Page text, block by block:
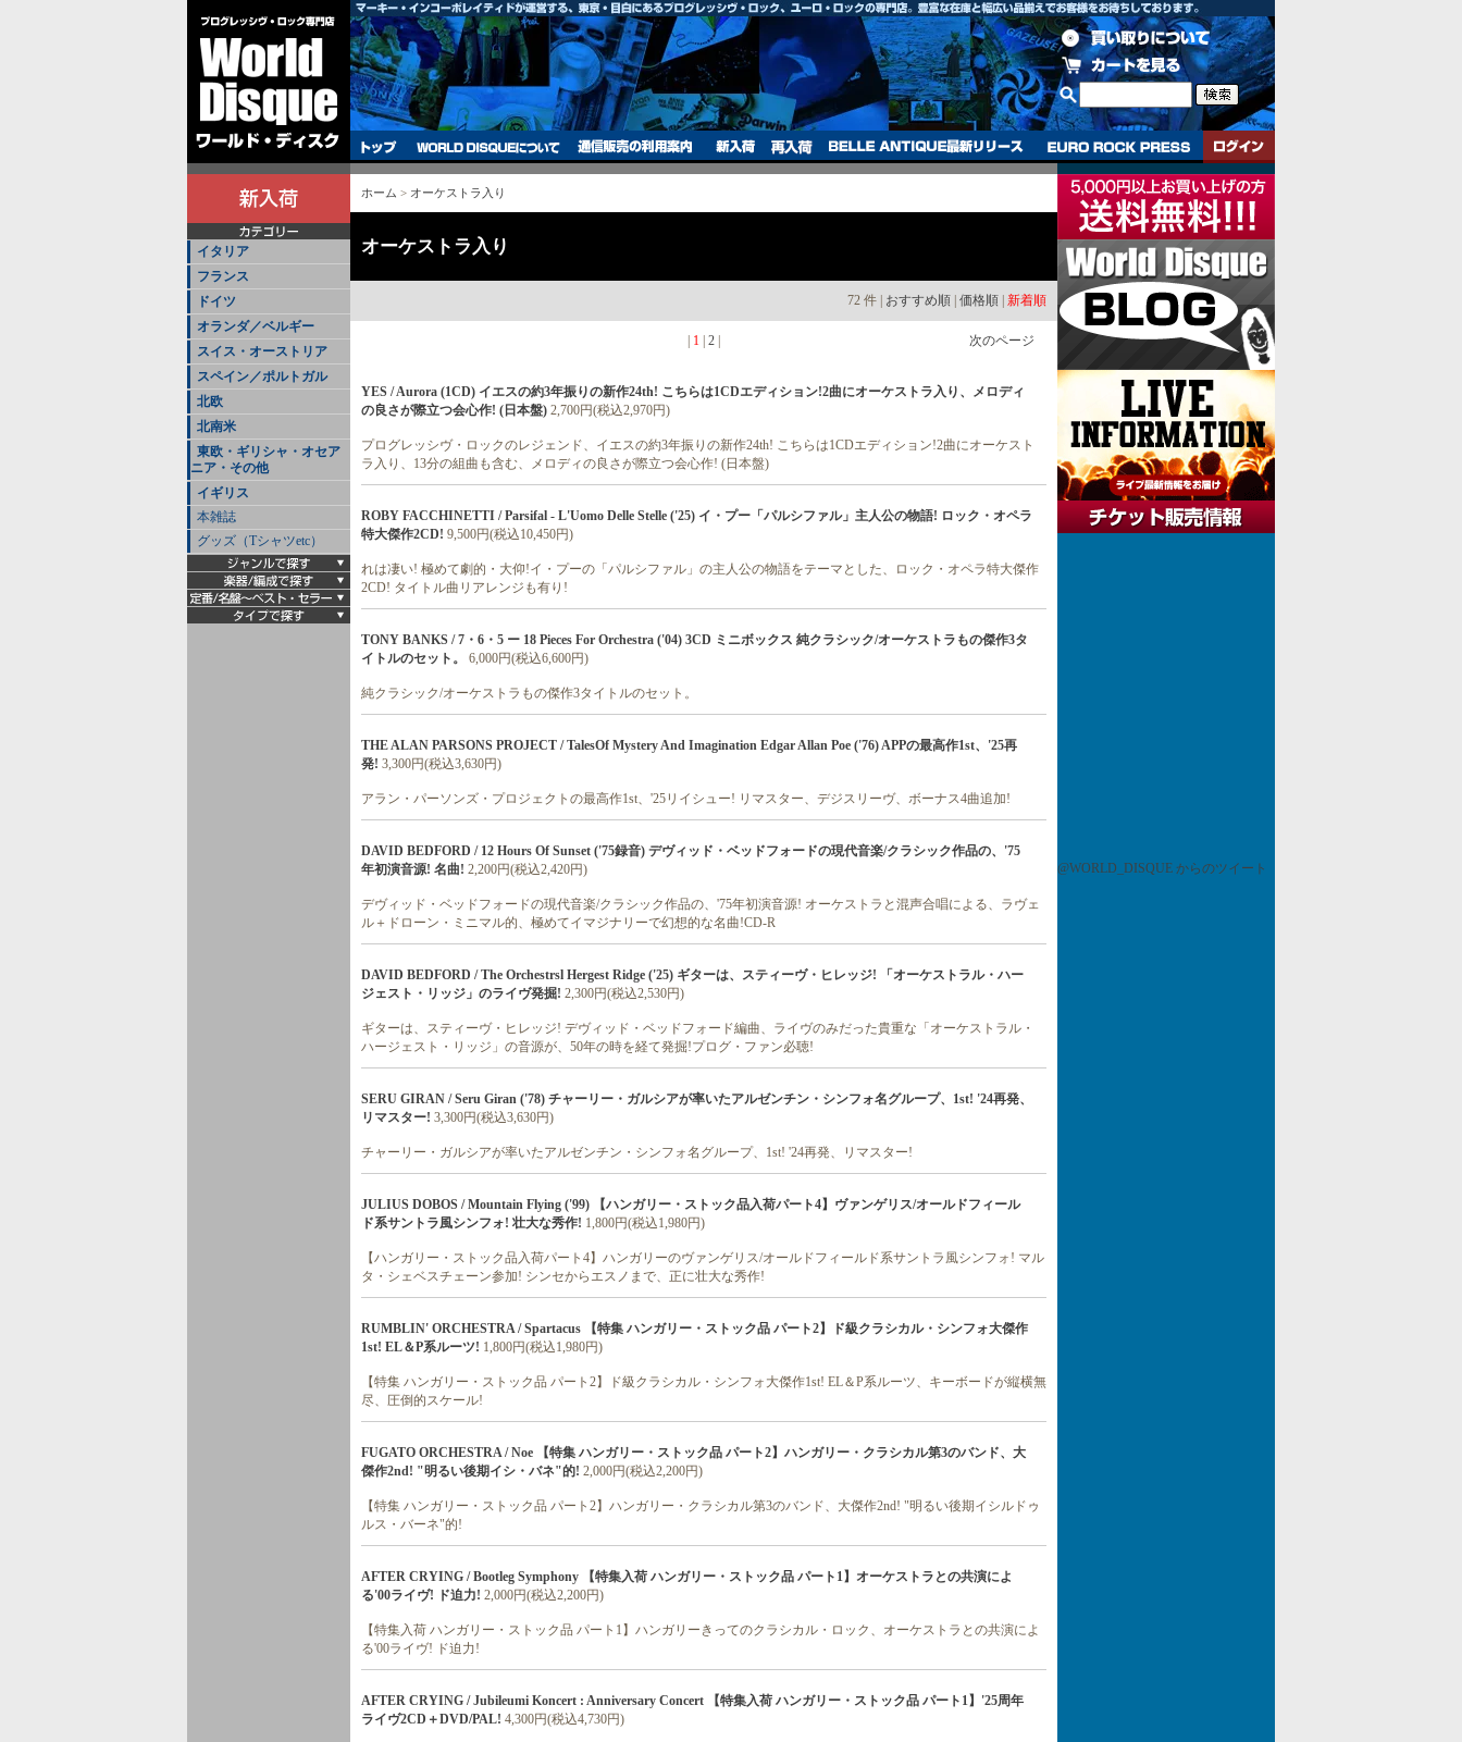
イタリア
フランス
ドイツ
オランダ／ベルギー
スイス・オーストリア
スペイン／ポルトガル
北欧
北南米
東欧・ギリシャ・オセア
ニア・その他
イギリス
本雑誌
グッズ（Tシャツetc）
ホーム > オーケストラ入り
オーケストラ入り
72 件 | おすすめ順 価格順 新着順
1 2 次のページ
YES / Aurora (1CD) イエスの約3年振りの新作24th! こちらは1CDエディション!2曲にオーケストラ入り、メロディ
の良さが際立つ会心作! (日本盤) 2,700円(税込2,970円)
プログレッシヴ・ロックのレジェンド、イエスの約3年振りの新作24th! こちらは1CDエディション!2曲にオーケスト
ラ入り、13分の組曲も含む、メロディの良さが際立つ会心作! (日本盤)
ROBY FACCHINETTI / Parsifal - L'Uomo Delle Stelle ('25) イ・プー「パルシファル」主人公の物語! ロック・オペラ
特大傑作2CD! 9,500円(税込10,450円)
れは凄い! 極めて劇的・大仰!イ・プーの「パルシファル」の主人公の物語をテーマとした、ロック・オペラ特大傑作
2CD! タイトル曲リアレンジも有り!
TONY BANKS / 7・6・5 ー 18 Pieces For Orchestra ('04) 3CD ミニボックス 純クラシック/オーケストラもの傑作3タ
イトルのセット。
6,000円(税込6,600円)
純クラシック/オーケストラもの傑作3タイトルのセット。
THE ALAN PARSONS PROJECT / TalesOf Mystery And Imagination Edgar Allan Poe ('76) APPの最高作1st、'25再
発! 3,300円(税込3,630円)
アラン・パーソンズ・プロジェクトの最高作1st、'25リイシュー! リマスター、デジスリーヴ、ボーナス4曲追加!
DAVID BEDFORD / 12 Hours Of Sunset ('75録音) デヴィッド・ベッドフォードの現代音楽/クラシック作品の、'75
年初演音源! 名曲! 2,200円(税込2,420円)
デヴィッド・ベッドフォードの現代音楽/クラシック作品の、'75年初演音源! オーケストラと混声合唱による、ラヴェ
ル＋ドローン・ミニマル的、極めてイマジナリーで幻想的な名曲!CD-R
DAVID BEDFORD / The Orchestrsl Hergest Ridge ('25) ギターは、スティーヴ・ヒレッジ! 「オーケストラル・ハー
ジェスト・リッジ」のライヴ発掘! 2,300円(税込2,530円)
ギターは、スティーヴ・ヒレッジ! デヴィッド・ベッドフォード編曲、ライヴのみだった貴重な「オーケストラル・
ハージェスト・リッジ」の音源が、50年の時を経て発掘!プログ・ファン必聴!
SERU GIRAN / Seru Giran ('78) チャーリー・ガルシアが率いたアルゼンチン・シンフォ名グループ、1st! '24再発、
リマスター! 3,300円(税込3,630円)
チャーリー・ガルシアが率いたアルゼンチン・シンフォ名グループ、1st! '24再発、リマスター!
JULIUS DOBOS / Mountain Flying ('99) 【ハンガリー・ストック品入荷パート4】ヴァンゲリス/オールドフィール
ド系サントラ風シンフォ! 壮大な秀作! 1,800円(税込1,980円)
【ハンガリー・ストック品入荷パート4】ハンガリーのヴァンゲリス/オールドフィールド系サントラ風シンフォ! マル
タ・シェベスチェーン参加! シンセからエスノまで、正に壮大な秀作!
RUMBLIN' ORCHESTRA / Spartacus 【特集 ハンガリー・ストック品 パート2】ド級クラシカル・シンフォ大傑作
1st! EL＆P系ルーツ! 1,800円(税込1,980円)
【特集 ハンガリー・ストック品 パート2】ド級クラシカル・シンフォ大傑作1st! EL＆P系ルーツ、キーボードが縦横無
尽、圧倒的スケール!
FUGATO ORCHESTRA / Noe 【特集 ハンガリー・ストック品 パート2】ハンガリー・クラシカル第3のバンド、大
傑作2nd! "明るい後期イシ・バネ"的! 2,000円(税込2,200円)
【特集 ハンガリー・ストック品 パート2】ハンガリー・クラシカル第3のバンド、大傑作2nd! "明るい後期イシルドゥ
ルス・バーネ"的!
AFTER CRYING / Bootleg Symphony 【特集入荷 ハンガリー・ストック品 パート1】オーケストラとの共演によ
る'00ライヴ! ド迫力! 2,000円(税込2,200円)
【特集入荷 ハンガリー・ストック品 パート1】ハンガリーきってのクラシカル・ロック、オーケストラとの共演によ
る'00ライヴ! ド迫力!
AFTER CRYING / Jubileumi Koncert : Anniversary Concert 【特集入荷 ハンガリー・ストック品 パート1】'25周年
ライヴ2CD＋DVD/PAL! 4,300円(税込4,730円)
@WORLD_DISQUE からのツイート